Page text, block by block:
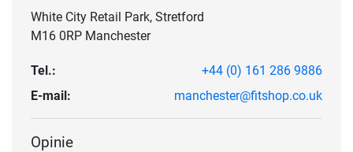
White City Retail Park, Stretford
M16 0RP Manchester
Tel.:
+44 (0) 161 286 9886
E-mail:
manchester@fitshop.co.uk
Opinie